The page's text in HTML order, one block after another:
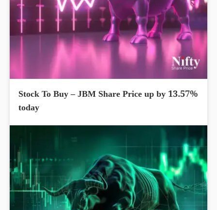
Stock To Buy – JBM Share Price up by 13.57%
today